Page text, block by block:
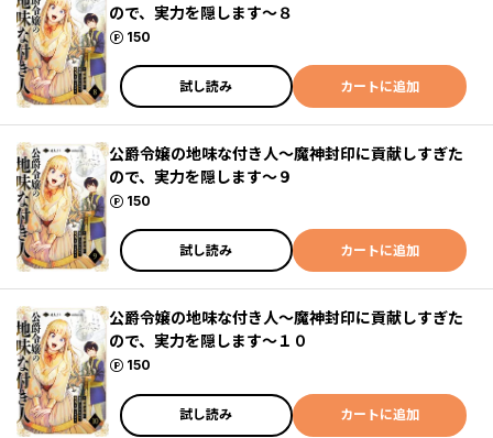
ので、実力を隠します～８
150
ポイント
試し読み カートに追加
公爵令嬢の地味な付き人～魔神封印に貢献しすぎた
ので、実力を隠します～９
150
ポイント
試し読み カートに追加
公爵令嬢の地味な付き人～魔神封印に貢献しすぎた
ので、実力を隠します～１０
150
ポイント
試し読み カートに追加